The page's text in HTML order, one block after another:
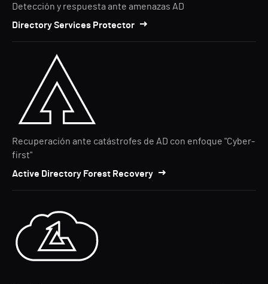
Detección y respuesta ante amenazas AD
Directory Services Protector
Recuperación ante catástrofes de AD con enfoque "Cyber-
first"
Active Directory Forest Recovery